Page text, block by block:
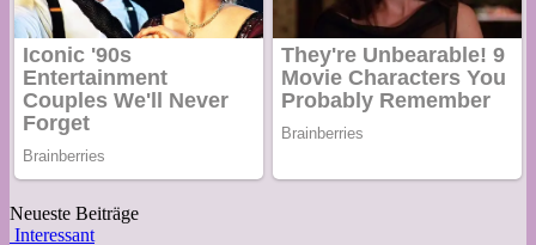
Neueste Beiträge
Interessant